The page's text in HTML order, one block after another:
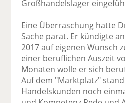
Großhandelslager
Eine Überraschung hatte
Sache parat. Er kündigte
2017 auf eigenen Wunsch
einer beruflichen Auszeit
Monaten wolle er sich
Auf dem "Marktplatz"
Handelskunden noch